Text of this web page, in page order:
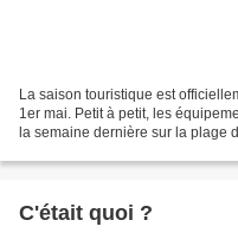
La saison touristique est
1er mai. Petit à petit, les
la semaine dernière sur la plage
C'était quoi ?